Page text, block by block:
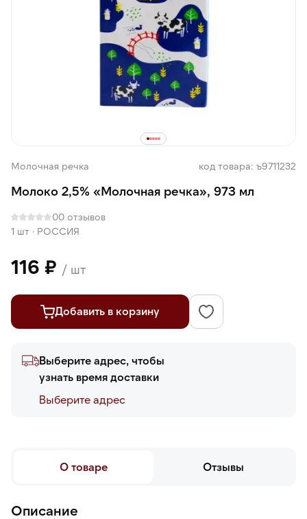
Молочная речка код товара: ъ9711232
Молоко 2,5% «Молочная речка», 973 мл
00 отзывов
1 шт · РОССИЯ
116 ₽ / шт
Добавить в корзину
Выберите адрес, чтобы
узнать время доставки
Выберите адреc
О товаре Отзывы
Описание